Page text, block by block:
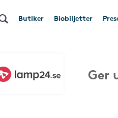
Butiker Biobiljetter
Ger